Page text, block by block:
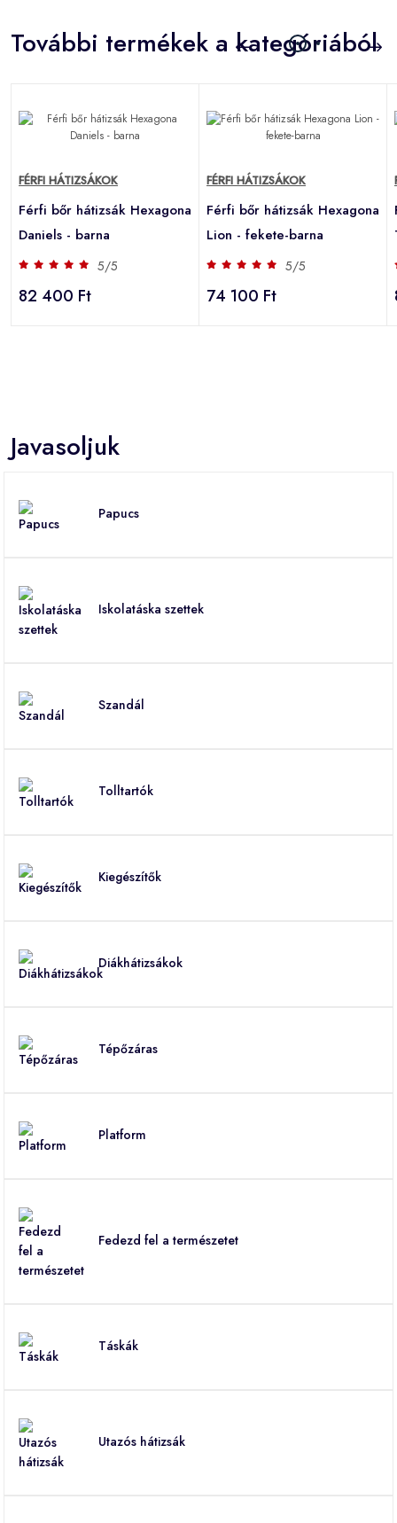
További termékek a kategóriából
FÉRFI HÁTIZSÁKOK
Férfi bőr hátizsák Hexagona
Daniels - barna
5/5
82 400 Ft
FÉRFI HÁTIZSÁKOK
Férfi bőr hátizsák Hexagona
Lion - fekete-barna
5/5
74 100 Ft
Javasoljuk
Papucs
Iskolatáska szettek
Szandál
Tolltartók
Kiegészítők
Diákhátizsákok
Tépőzáras
Platform
Fedezd fel a természetet
Táskák
Utazós hátizsák